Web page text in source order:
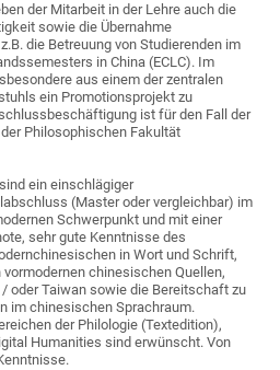
der Mitarbeit in der Lehre auch die
sowie die Übernahme
die Betreuung von Studierenden im
in China (ECLC). Im
aus einem der zentralen
ein Promotionsprojekt zu
ist für den Fall der
Philosophischen Fakultät
ein einschlägiger
(Master oder vergleichbar) im
Schwerpunkt und mit einer
sehr gute Kenntnisse des
in Wort und Schrift,
chinesischen Quellen,
oder Taiwan sowie die Bereitschaft zu
im chinesischen Sprachraum.
der Philologie (Textedition),
Humanities sind erwünscht. Von